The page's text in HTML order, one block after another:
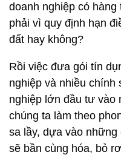
doanh nghiệp có
phải vì quy định hạn
đất hay không?
Rồi việc đưa gói tín
nghiệp và nhiều chính
nghiệp lớn đầu tư vào
chúng ta làm theo
sa lầy, dựa vào
sẽ bần cùng hóa, bỏ